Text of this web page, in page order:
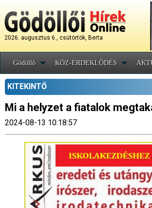
2026. augusztus 6., csütörtök, Berta
Gödöllő KÖZ-ÉRDEKLŐDÉS
KITEKINTŐ
Mi a helyzet a fiatalok
2024-08-13 10:18:57